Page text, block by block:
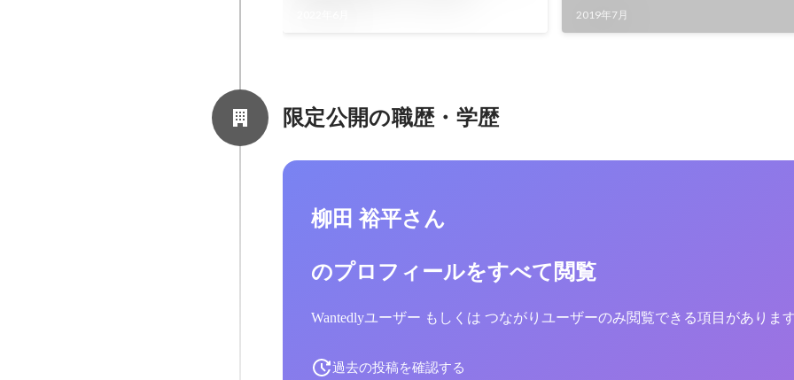
2019年7月
限定公開の職歴・学歴
柳田 裕平さん
のプロフィールをすべて閲覧
Wantedlyユーザー もしくは つながりユーザーのみ閲覧できる項目がありま
過去の投稿を確認する